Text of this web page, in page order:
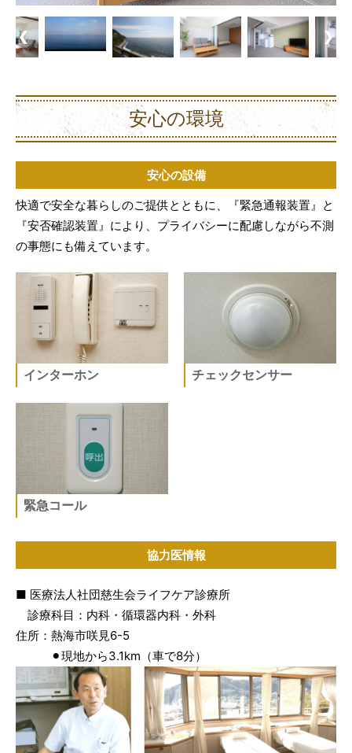
安心の環境
安心の設備
快適で安全な暮らしのご提供とともに、『緊急通報装置』と
『安否確認装置』により、プライバシーに配慮しながら不測
の事態にも備えています。
インターホン チェックセンサー
緊急コール
協力医情報
■ 医療法人社団慈生会ライフケア診療所
診療科目：内科・循環器内科・外科
住所：熱海市咲見6-5
⚫︎現地から3.1km（車で8分）